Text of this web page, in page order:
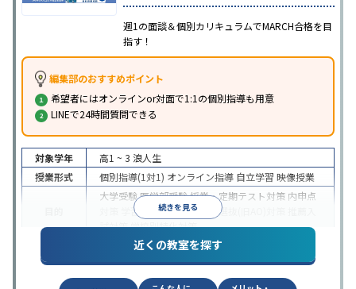
週1の面談＆個別カリキュラムでMARCH合格を目
指す！
編集部のおすすめポイント
希望者にはオンラインor対面で1:1の個別指導も用意
LINEで24時間質問できる
続きを見る
対象学年 高1 ~ 3 浪人生
授業形式
個別指導(1対1) オンライン指導 自立学習 映像授業
大学受験医学部受験授業・定期テスト対策 内申点
学習習慣の定着 総合型選抜(旧AO)対策
試対策学校別特化対策
特徴
中高一貫校生に対応授業の振替可能
学習にPC・タブレットを利用オンライン対応1
科目から受講可能
近くの教室を探す